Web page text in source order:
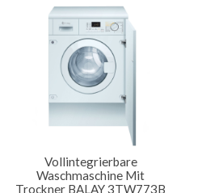
Vollintegrierbare
Waschmaschine Mit
Trockner BALAY 3TW773B